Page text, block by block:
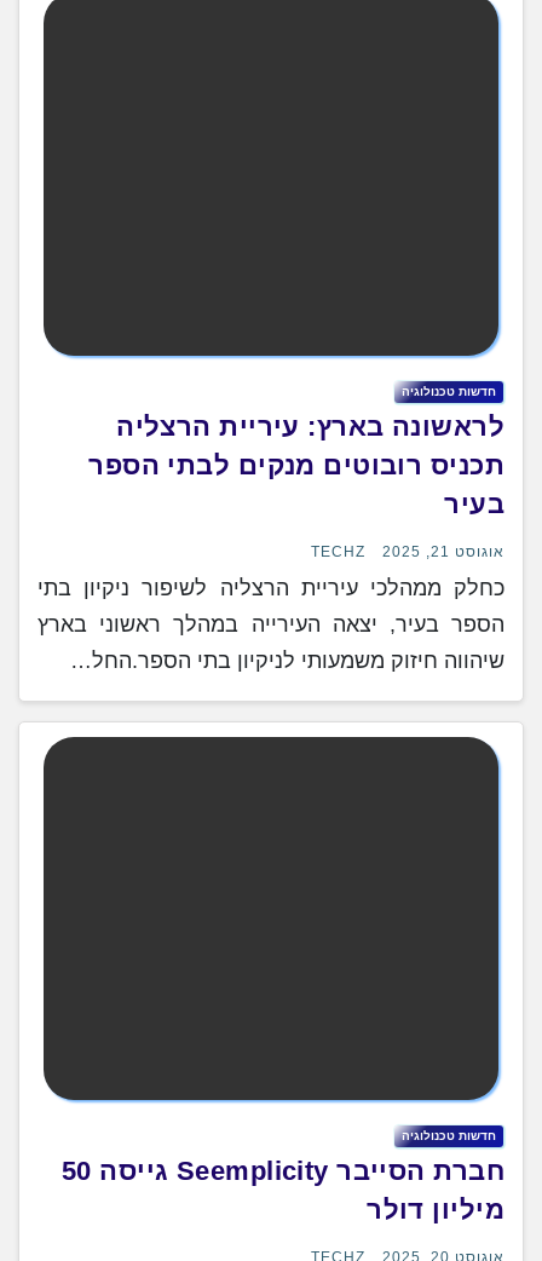
חדשות טכנולוגיה
לראשונה בארץ: עיריית הרצליה
תכניס רובוטים מנקים לבתי הספר
בעיר
אוגוסט 21, 2025 TECHZ
כחלק ממהלכי עיריית הרצליה לשיפור ניקיון בתי
הספר בעיר, יצאה העירייה במהלך ראשוני בארץ
שיהווה חיזוק משמעותי לניקיון בתי הספר.החל…
חדשות טכנולוגיה
חברת הסייבר Seemplicity גייסה 50
מיליון דולר
אוגוסט 20, 2025 TECHZ